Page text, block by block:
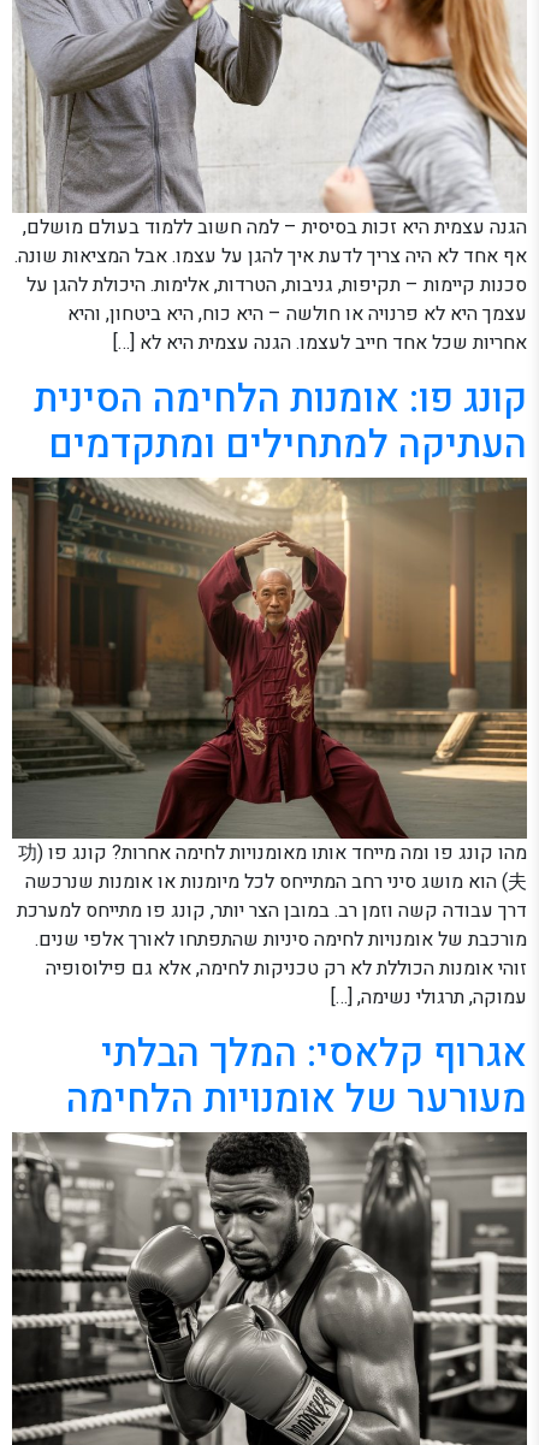
הגנה עצמית היא זכות בסיסית – למה חשוב ללמוד בעולם מושלם,
אף אחד לא היה צריך לדעת איך להגן על עצמו. אבל המציאות שונה.
סכנות קיימות – תקיפות, גניבות, הטרדות, אלימות. היכולת להגן על
עצמך היא לא פרנויה או חולשה – היא כוח, היא ביטחון, והיא
אחריות שכל אחד חייב לעצמו. הגנה עצמית היא לא […]
קונג פו: אומנות הלחימה הסינית
העתיקה למתחילים ומתקדמים
מהו קונג פו ומה מייחד אותו מאומנויות לחימה אחרות? קונג פו (功
夫) הוא מושג סיני רחב המתייחס לכל מיומנות או אומנות שנרכשה
דרך עבודה קשה וזמן רב. במובן הצר יותר, קונג פו מתייחס למערכת
מורכבת של אומנויות לחימה סיניות שהתפתחו לאורך אלפי שנים.
זוהי אומנות הכוללת לא רק טכניקות לחימה, אלא גם פילוסופיה
עמוקה, תרגולי נשימה, […]
אגרוף קלאסי: המלך הבלתי
מעורער של אומנויות הלחימה